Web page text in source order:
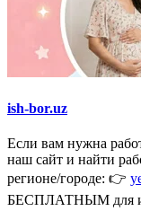
ish-bor.uz
Если вам нужна
наш сайт и найти
регионе/городе: 👉
БЕСПЛАТНЫМ для